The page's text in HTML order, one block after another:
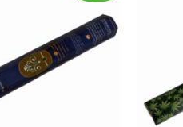
2,55 €.